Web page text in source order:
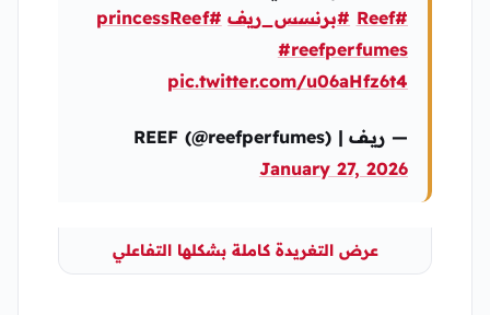
#Reef
#برنسس_ريف #princessReef
#reefperfumes
pic.twitter.com/u06aHfz6t4
— ريــف | REEF (@reefperfumes)
January 27, 2026
عرض التغريدة كاملة بشكلها التفاعلي